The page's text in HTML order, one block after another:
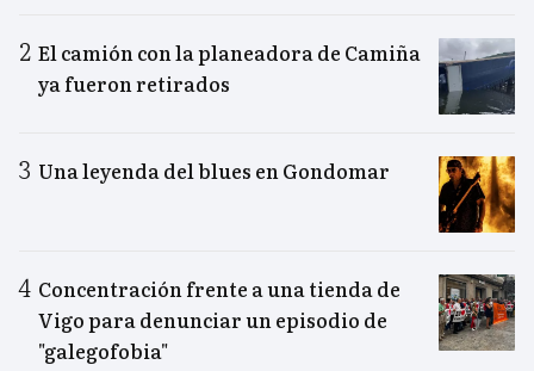
El camión con la planeadora de Camiña
ya fueron retirados
Una leyenda del blues en Gondomar
Concentración frente a una tienda de
Vigo para denunciar un episodio de
"galegofobia"